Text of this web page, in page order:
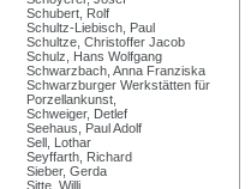
Schubert, Rolf
Schultz-Liebisch, Paul
Schultze, Christoffer Jacob
Schulz, Hans Wolfgang
Schwarzbach, Anna Franziska
Schwarzburger Werkstätten für
Porzellankunst,
Schweiger, Detlef
Seehaus, Paul Adolf
Sell, Lothar
Seyffarth, Richard
Sieber, Gerda
Sitte, Willi